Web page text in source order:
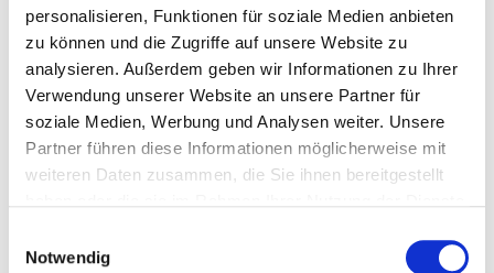
personalisieren, Funktionen für soziale Medien anbieten
zu können und die Zugriffe auf unsere Website zu
analysieren. Außerdem geben wir Informationen zu Ihrer
Verwendung unserer Website an unsere Partner für
soziale Medien, Werbung und Analysen weiter. Unsere
Partner führen diese Informationen möglicherweise mit
weiteren Daten zusammen, die Sie ihnen bereitgestellt
willigen Sie gem. Art. 49 Abs. 1 DSGVO ein, dass auch
Notwendig
Persönliche Daten
Anrede*
Frau
Herr
Akademischer Grad